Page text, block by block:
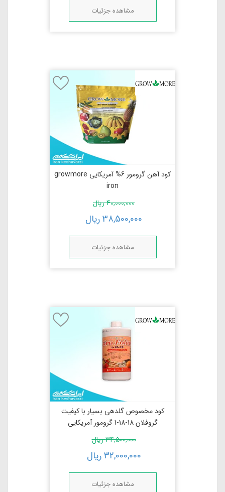
مشاهده جزئیات
کود آهن گرومور 6% آمریکایی growmore
iron
40,000,000ریال
38,500,000ریال
مشاهده جزئیات
کود مخصوص گلدهی بسیار با کیفیت
گروفلان 18-18-1 گرومور آمریکایی
34,500,000ریال
32,000,000ریال
مشاهده جزئیات